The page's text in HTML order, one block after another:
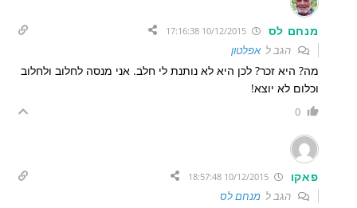
מנחם לס 10/12/2015 17:16:38
הגב לאפלטון
מה? היא זכר? לכן היא לא נותנת לי חלב. אני מנסה לחלוב ולחלוב
וכלום לא יוצא!
0
פאקו 10/12/2015 18:57:48
הגב למנחם לס